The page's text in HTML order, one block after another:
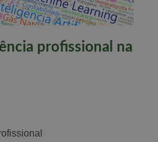
profissional na